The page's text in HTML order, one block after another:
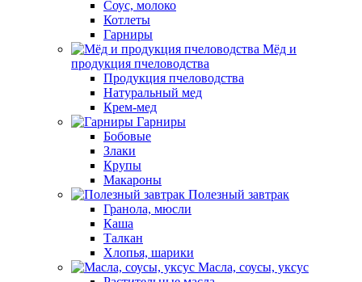
Соус, молоко
Котлеты
Гарниры
Мёд и
продукция пчеловодства
Продукция пчеловодства
Натуральный мед
Крем-мед
Гарниры
Бобовые
Злаки
Крупы
Макароны
Полезный завтрак
Гранола, мюсли
Каша
Талкан
Хлопья, шарики
Масла, соусы, уксус